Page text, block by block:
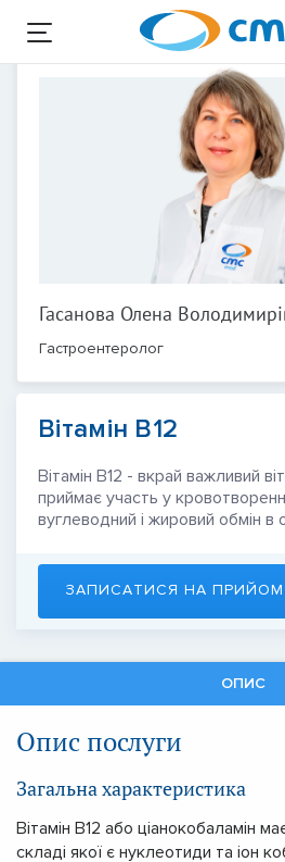
Гасанова Олена
Гастроентеролог
Вітамін В12
Вітамін В12 - вкрай важливий
приймає участь у
вуглеводний і жировий обмін в
ЗАПИСАТИСЯ НА ПРИЙОМ
ОПИС
Опис послуги
Загальна характеристика
Вітамін В12 або ціанокобаламін
складі якої є нуклеотиди та іон